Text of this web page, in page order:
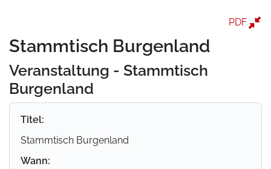
PDF
Stammtisch Burgenland
Veranstaltung - Stammtisch
Burgenland
Titel:
Stammtisch Burgenland
Wann: